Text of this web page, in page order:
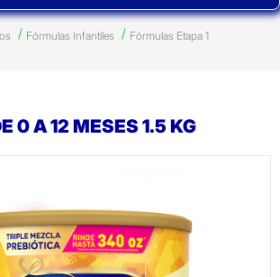
Fórmulas Infantiles
Fórmulas Etapa 1
0 A 12 MESES 1.5 KG